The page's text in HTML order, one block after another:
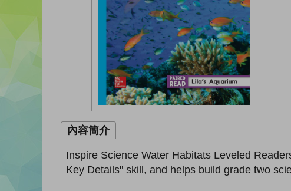
內容簡介
Inspire Science Water Habitats Leveled
Key Details" skill, and helps build grade two